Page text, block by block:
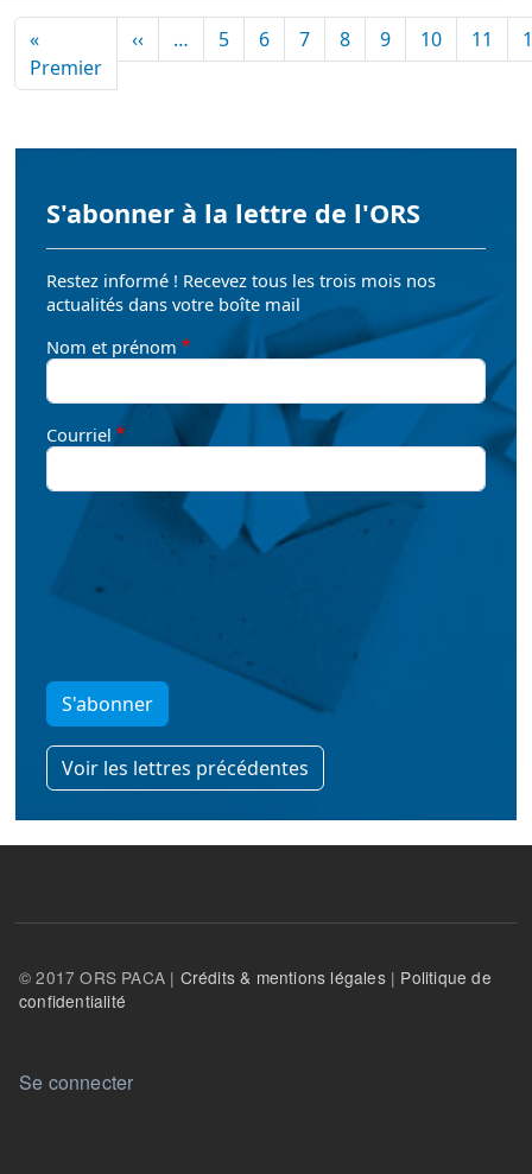
Pagination
«
PremierPremière page
‹‹Page précédente
… 5 6 7 8 9 10 11
S'abonner à la lettre de l'ORS
Restez informé ! Recevez tous les trois mois nos
actualités dans votre boîte mail
Nom et prénom
Courriel
S'abonner
Voir les lettres précédentes
© 2017 ORS PACA | Crédits & mentions légales| Politique de
confidentialité
User account menu
Se connecter